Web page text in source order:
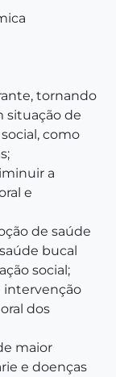
tornando
situação de
como
a
e
de saúde
bucal
social;
intervenção
dos
maior
e doenças